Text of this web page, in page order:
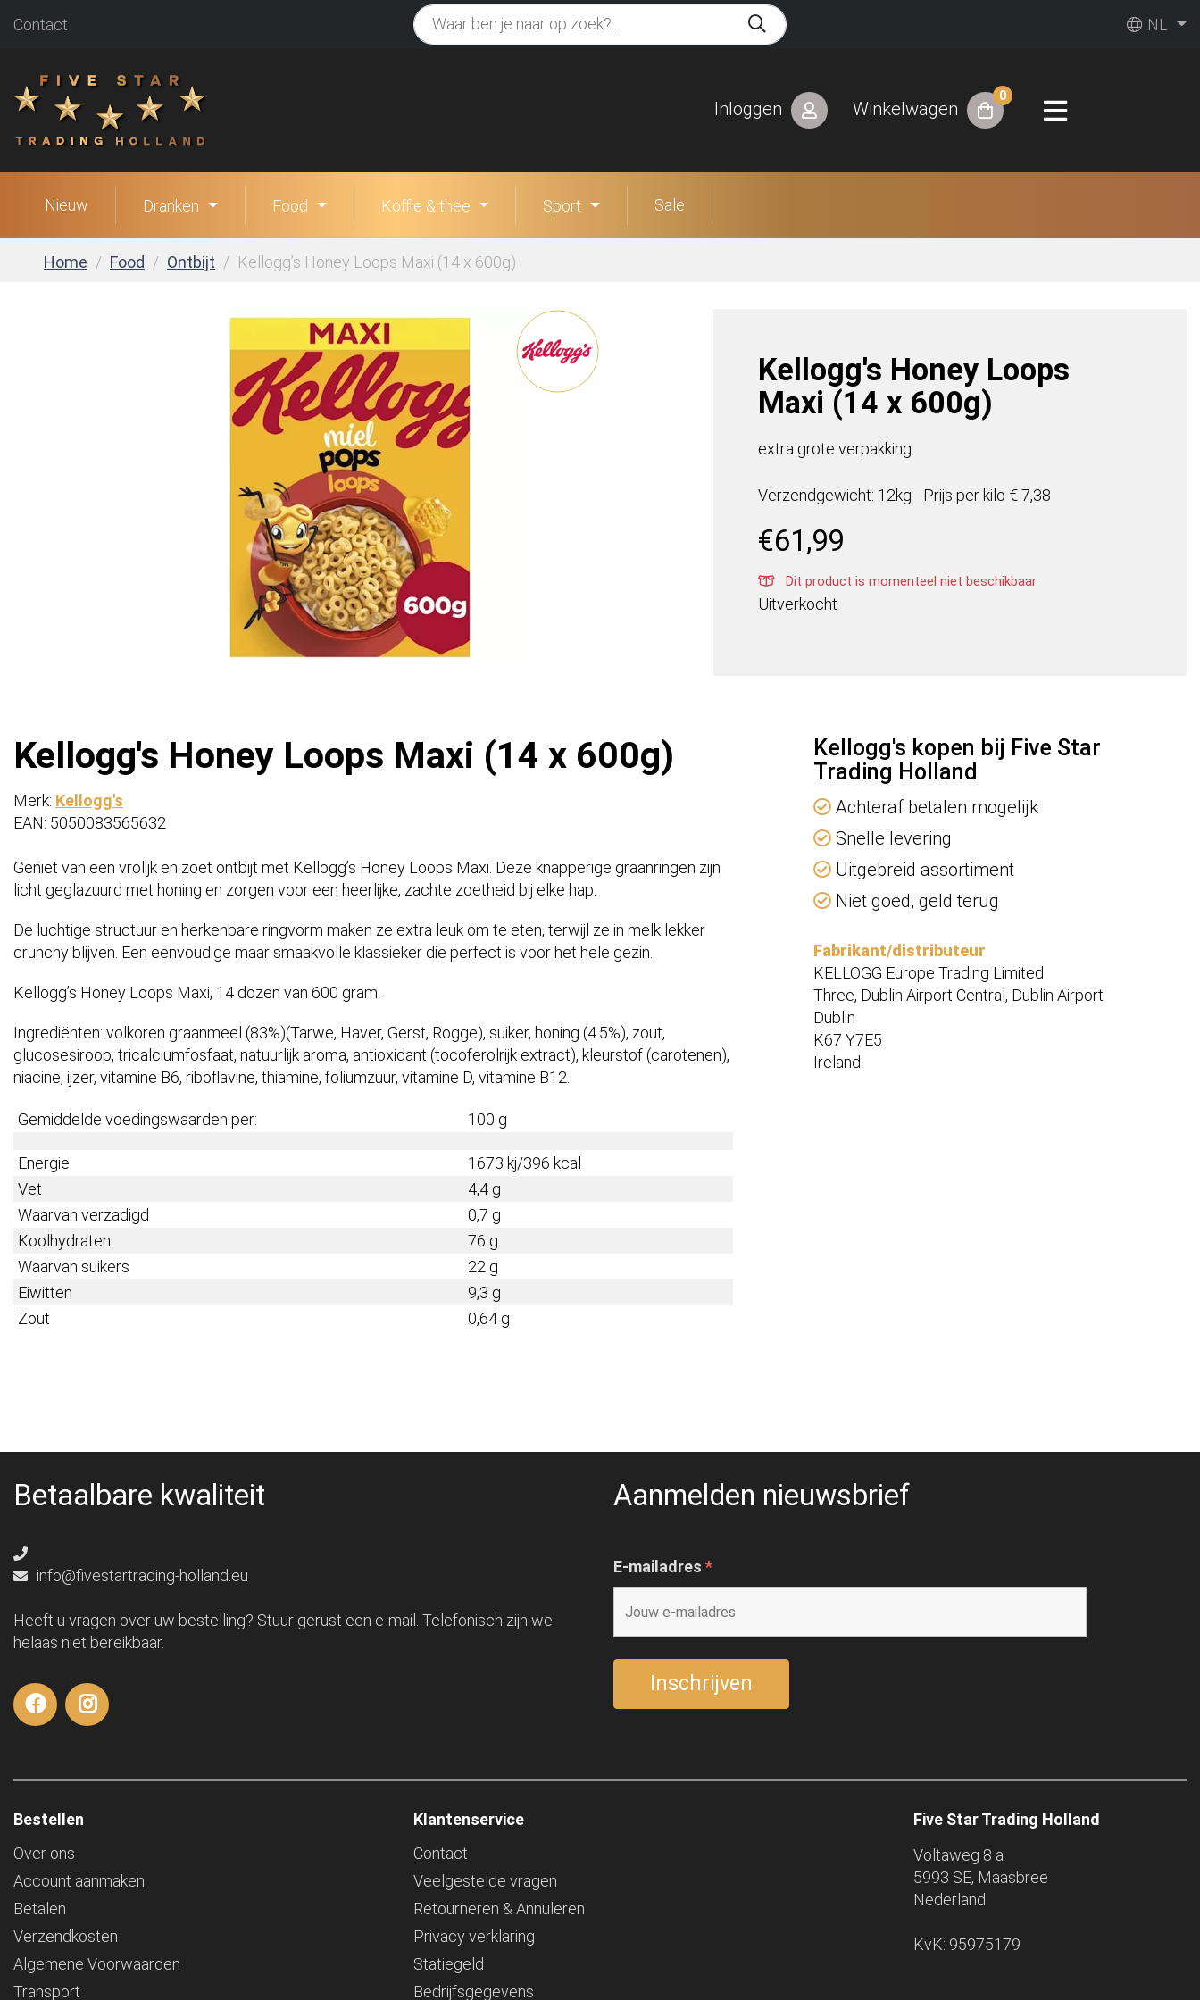
Contact NL
Inloggen Winkelwagen
0
Nieuw Dranken Food Koffie & thee Sport Sale
Home Food Ontbijt Kellogg’s Honey Loops Maxi (14 x 600g)
Kellogg's Honey Loops
Maxi (14 x 600g)
extra grote verpakking
Verzendgewicht: 12kg Prijs per kilo € 7,38
€61,99
Dit product is momenteel niet beschikbaar
Uitverkocht
Kellogg's Honey Loops Maxi (14 x 600g)
Merk: Kellogg's
EAN: 5050083565632
Geniet van een vrolijk en zoet ontbijt met Kellogg’s Honey Loops Maxi. Deze knapperige graanringen zijn
licht geglazuurd met honing en zorgen voor een heerlijke, zachte zoetheid bij elke hap.
De luchtige structuur en herkenbare ringvorm maken ze extra leuk om te eten, terwijl ze in melk lekker
crunchy blijven. Een eenvoudige maar smaakvolle klassieker die perfect is voor het hele gezin.
Kellogg’s Honey Loops Maxi, 14 dozen van 600 gram.
Ingrediënten: volkoren graanmeel (83%)(Tarwe, Haver, Gerst, Rogge), suiker, honing (4.5%), zout,
glucosesiroop, tricalciumfosfaat, natuurlijk aroma, antioxidant (tocoferolrijk extract), kleurstof (carotenen),
niacine, ijzer, vitamine B6, riboflavine, thiamine, foliumzuur, vitamine D, vitamine B12.
Gemiddelde voedingswaarden per: 100 g
Energie
1673 kj/396 kcal
Vet
4,4 g
Waarvan verzadigd
0,7 g
Koolhydraten
76 g
Waarvan suikers
22 g
Eiwitten
9,3 g
Zout
0,64 g
Kellogg's kopen bij Five Star
Trading Holland
Achteraf betalen mogelijk
Snelle levering
Uitgebreid assortiment
Niet goed, geld terug
Fabrikant/distributeur
KELLOGG Europe Trading Limited
Three, Dublin Airport Central, Dublin Airport
Dublin
K67 Y7E5
Ireland
Betaalbare kwaliteit
info@fivestartrading-holland.eu
Heeft u vragen over uw bestelling? Stuur gerust een e-mail. Telefonisch zijn we
helaas niet bereikbaar.
Aanmelden nieuwsbrief
E-mailadres *
Bestellen
Over ons
Account aanmaken
Betalen
Verzendkosten
Algemene Voorwaarden
Transport
Klantenservice
Contact
Veelgestelde vragen
Retourneren & Annuleren
Privacy verklaring
Statiegeld
Bedrijfsgegevens
Five Star Trading Holland
Voltaweg 8 a
5993 SE, Maasbree
Nederland
KvK: 95975179